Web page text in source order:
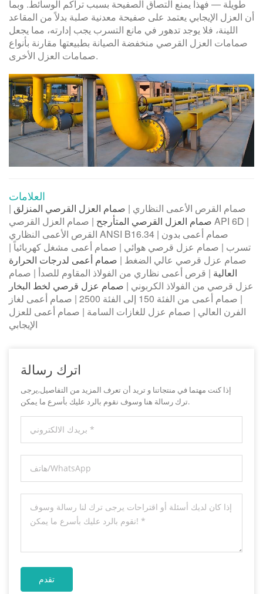
طويلة — فهذا يمنع التصاق الصفيحة بسبب تراكم الوسائط. وبما
أن العزل الإيجابي يعتمد على صفيحة معدنية صلبة بدلاً من المقاعد
اللينة، فلا يوجد تدهور في مانع التسرب يجب إدارته، مما يجعل
صمامات العزل القرصي منخفضة الصيانة بطبيعتها مقارنة بأنواع
صمامات العزل الأخرى.
العلامات
صمام القرص الأعمى النظاري | صمام العزل القرصي المنزلق |
صمام العزل القرصي المتأرجح | صمام العزل القرصي API 6D |
القرص الأعمى النظاري ANSI B16.34 | صمام أعمى بدون
تسرب | صمام عزل قرصي هوائي | صمام أعمى مشغل كهربائياً |
صمام عزل قرصي عالي الضغط | صمام أعمى لدرجات الحرارة
العالية | قرص أعمى نظاري من الفولاذ المقاوم للصدأ | صمام
عزل قرصي من الفولاذ الكربوني | صمام عزل قرصي لخط البخار
| صمام أعمى من الفئة 150 إلى الفئة 2500 | صمام أعمى لغاز
الفرن العالي | صمام عزل للغازات السامة | صمام أعمى للعزل
الإيجابي
اترك رسالة
إذا كنت مهتما في منتجاتنا و تريد أن تعرف المزيد من التفاصيل,يرجى
ترك رسالة هنا وسوف نقوم بالرد عليك بأسرع ما يمكن.